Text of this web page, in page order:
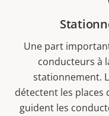
Une part
conducteurs à
stationnement.
détectent les
guident les